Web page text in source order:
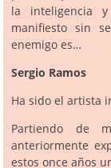
la inteligencia
manifiesto sin
enemigo es…
Sergio Ramos
Ha sido el artista
Partiendo de
anteriormente
estos once años